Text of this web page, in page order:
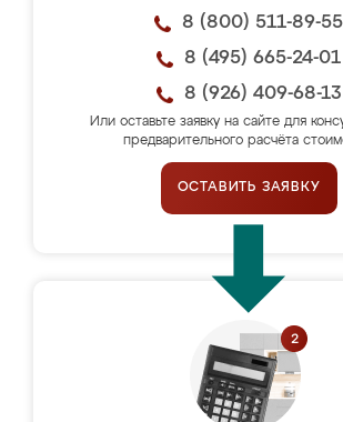
8 (800) 511-89-55
8 (495) 665-24-01
8 (926) 409-68-13
Или оставьте заявку на сайте для
предварительного расчёта
ОСТАВИТЬ ЗАЯВКУ